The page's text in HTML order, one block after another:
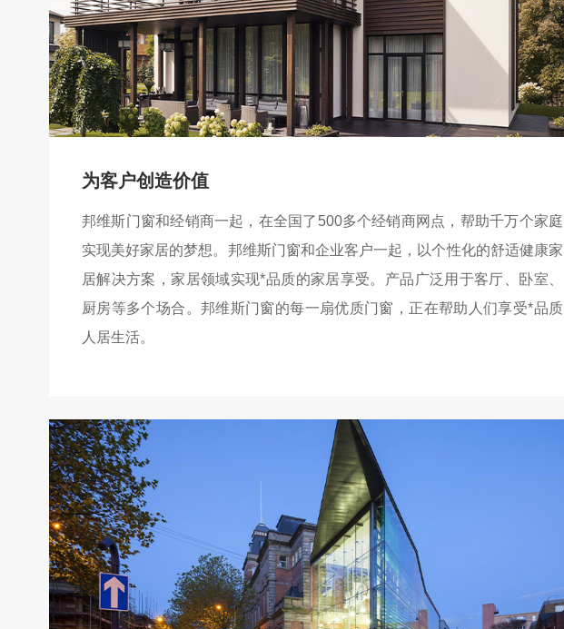
为客户创造价值
邦维斯门窗和经销商一起，在全国了500多个经销商网点，帮助千万个家庭
实现美好家居的梦想。邦维斯门窗和企业客户一起，以个性化的舒适健康家
居解决方案，家居领域实现*品质的家居享受。产品广泛用于客厅、卧室、
厨房等多个场合。邦维斯门窗的每一扇优质门窗，正在帮助人们享受*品质
人居生活。